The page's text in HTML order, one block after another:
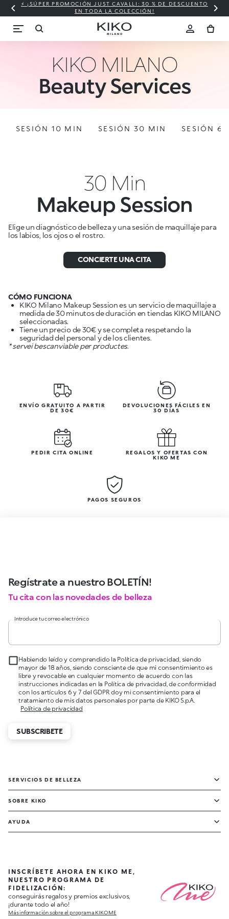
⚡ ¡SÚPER PROMOCIÓN JUST CAVALLI: 30 % DE DESCUENTO
EN TODA LA COLECCIÓN!
KIKO MILANO
Beauty Services
SESIÓN 10 MIN SESIÓN 30 MIN SESIÓN
30 Min
Makeup Session
Elige un diagnóstico de belleza y una sesión de maquillaje para
los labios, los ojos o el rostro.
CONCIERTE UNA CITA
CÓMO FUNCIONA
KIKO Milano Makeup Session es un servicio de maquillaje a
medida de 30 minutos de duración en tiendas KIKO MILANO
seleccionadas.
Tiene un precio de 30€ y se completa respetando la
seguridad del personal y de los clientes.
* servei bescanviable per productes.
ENVÍO GRATUITO A PARTIR
DE 30€
DEVOLUCIONES FÁCILES EN
30 DÍAS
PEDIR CITA ONLINE
REGALOS Y OFERTAS CON
KIKO ME
PAGOS SEGUROS
Regístrate a nuestro BOLETÍN!
Tu cita con las novedades de belleza
Introduce tu correo electrónico
Habiendo leído y comprendido la Política de privacidad, siendo
mayor de 18 años, siendo consciente de que mi consentimiento es
libre y revocable en cualquier momento de acuerdo con las
instrucciones indicadas en la Política de privacidad, de conformidad
con los artículos 6 y 7 del GDPR doy mi consentimiento para el
tratamiento de mis datos personales por parte de KIKO S.p.A.
Política de privacidad
SUBSCRIBETE
SERVICIOS DE BELLEZA
SOBRE KIKO
AYUDA
INSCRÍBETE AHORA EN KIKO ME,
NUESTRO PROGRAMA DE
FIDELIZACIÓN:
conseguirás regalos y premios exclusivos,
¡durante todo el año!
Más información sobre el programa KIKO ME